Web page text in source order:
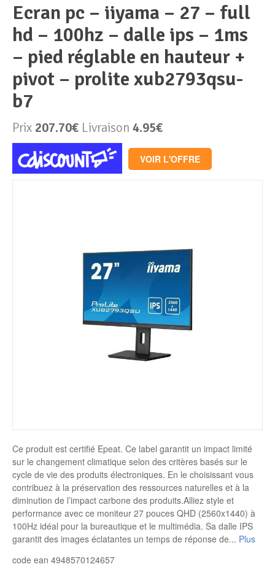
PC de bureau
PC portable
Mini PC
PC Tout-en-un
PC en kit
Alimentation PC
Boitier PC
Carte graphique
Carte mère
Périphériques & Réseaux
Clavier & Souris
Ecran PC
Imprimante
ecran pc – iiyama – 27 – full
hd – 100hz – dalle ips – 1ms
– pied réglable en hauteur +
pivot – prolite xub2793qsu-
b7
Prix 207.70€ Livraison 4.95€
VOIR L'OFFRE
Ce produit est certifié Epeat. Ce label garantit un impact limité
sur le changement climatique selon des critères basés sur le
cycle de vie des produits électroniques. En le choisissant vous
contribuez à la préservation des ressources naturelles et à la
diminution de l’impact carbone des produits.Alliez style et
performance avec ce moniteur 27 pouces QHD (2560x1440) à
100Hz idéal pour la bureautique et le multimédia. Sa dalle IPS
garantit des images éclatantes un temps de réponse de... Plus
code ean 4948570124657